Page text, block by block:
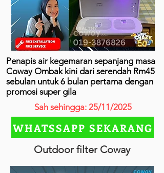
Penapis air kegemaran sepanjang masa
Coway Ombak kini dari serendah Rm45
sebulan untuk 6 bulan pertama dengan
promosi super gila
Sah sehingga: 25/11/2025
WHATSSAPP SEKARANG
Outdoor filter Coway